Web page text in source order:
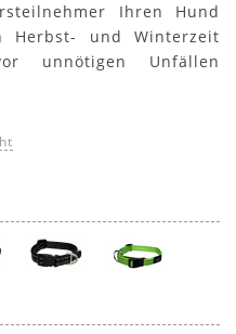
Ihren Hund
und Winterzeit
unnötigen Unfällen